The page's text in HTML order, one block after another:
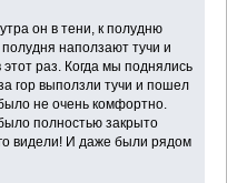
он в тени, к полудню
наползают тучи и
раз. Когда мы поднялись
гор выползли тучи и пошел
не очень комфортно.
полностью закрыто
видели! И даже были рядом